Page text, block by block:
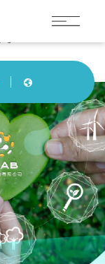
Languages